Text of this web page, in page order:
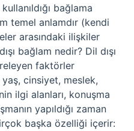
bağlama
temel anlamdır (kendi
arasındaki ilişkiler
bağlam nedir? Dil dışı
faktörler
yaş, cinsiyet, meslek,
ilgi alanları, konuşma
yapıldığı zaman
başka özelliği içerir: